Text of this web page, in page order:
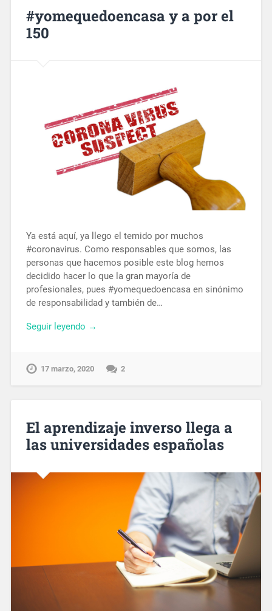
#yomequedoencasa y a por el
150
Ya está aquí, ya llego el temido por muchos
#coronavirus. Como responsables que somos, las
personas que hacemos posible este blog hemos
decidido hacer lo que la gran mayoría de
profesionales, pues #yomequedoencasa en sinónimo
de responsabilidad y también de…
Seguir leyendo →
17 marzo, 2020 2
El aprendizaje inverso llega a
las universidades españolas